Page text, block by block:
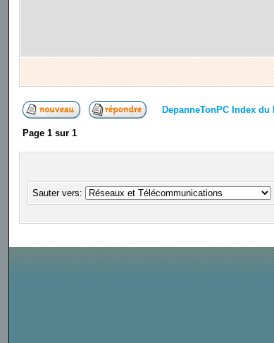
DepanneTonPC Index du
Page 1sur 1
Sauter vers: